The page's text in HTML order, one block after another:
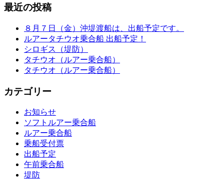
最近の投稿
８月７日（金）沖堤渡船は、出船予定です。
ルアータチウオ乗合船 出船予定！
シロギス（堤防）
タチウオ（ルアー乗合船）
タチウオ（ルアー乗合船）
カテゴリー
お知らせ
ソフトルアー乗合船
ルアー乗合船
乗船受付票
出船予定
午前乗合船
堤防